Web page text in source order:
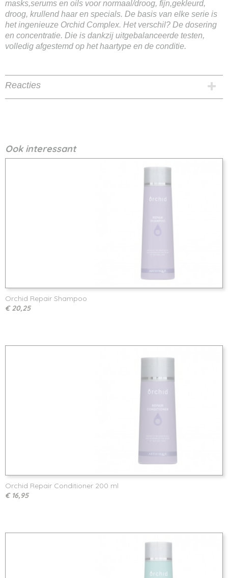
masks,serums en oils voor normaal/droog, fijn,gekleurd,
droog, krullend haar en specials. De basis van elke serie is
het ingenieuze Orchid Complex. Het verschil? De dosering
en concentratie. Die is dankzij uitgebalanceerde testen,
volledig afgestemd op het haartype en de conditie.
Reacties
Ook interessant
Orchid Repair Shampoo
€ 20,25
Orchid Repair Conditioner 200 ml
€ 16,95